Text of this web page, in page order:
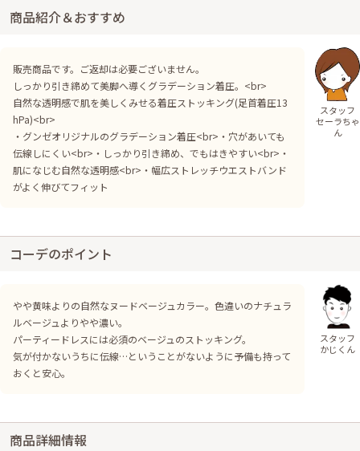
商品紹介＆おすすめ
販売商品です。ご返却は必要ございません。
しっかり引き締めて美脚へ導くグラデーション着圧。<br>
自然な透明感で肌を美しくみせる着圧ストッキング(足首着圧13
hPa)<br>
・グンゼオリジナルのグラデーション着圧<br>・穴があいても
伝線しにくい<br>・しっかり引き締め、でもはきやすい<br>・
肌になじむ自然な透明感<br>・幅広ストレッチウエストバンド
がよく伸びてフィット
スタッフ
セーラちゃ
ん
コーデのポイント
やや黄味よりの自然なヌードベージュカラー。色違いのナチュラ
ルベージュよりやや濃い。
パーティードレスには必須のベージュのストッキング。
気が付かないうちに伝線…ということがないように予備も持って
おくと安心。
スタッフ
かじくん
商品詳細情報